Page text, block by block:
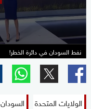
نفط السودان في دائرة الخطر!
الولايات المتحدة السودان